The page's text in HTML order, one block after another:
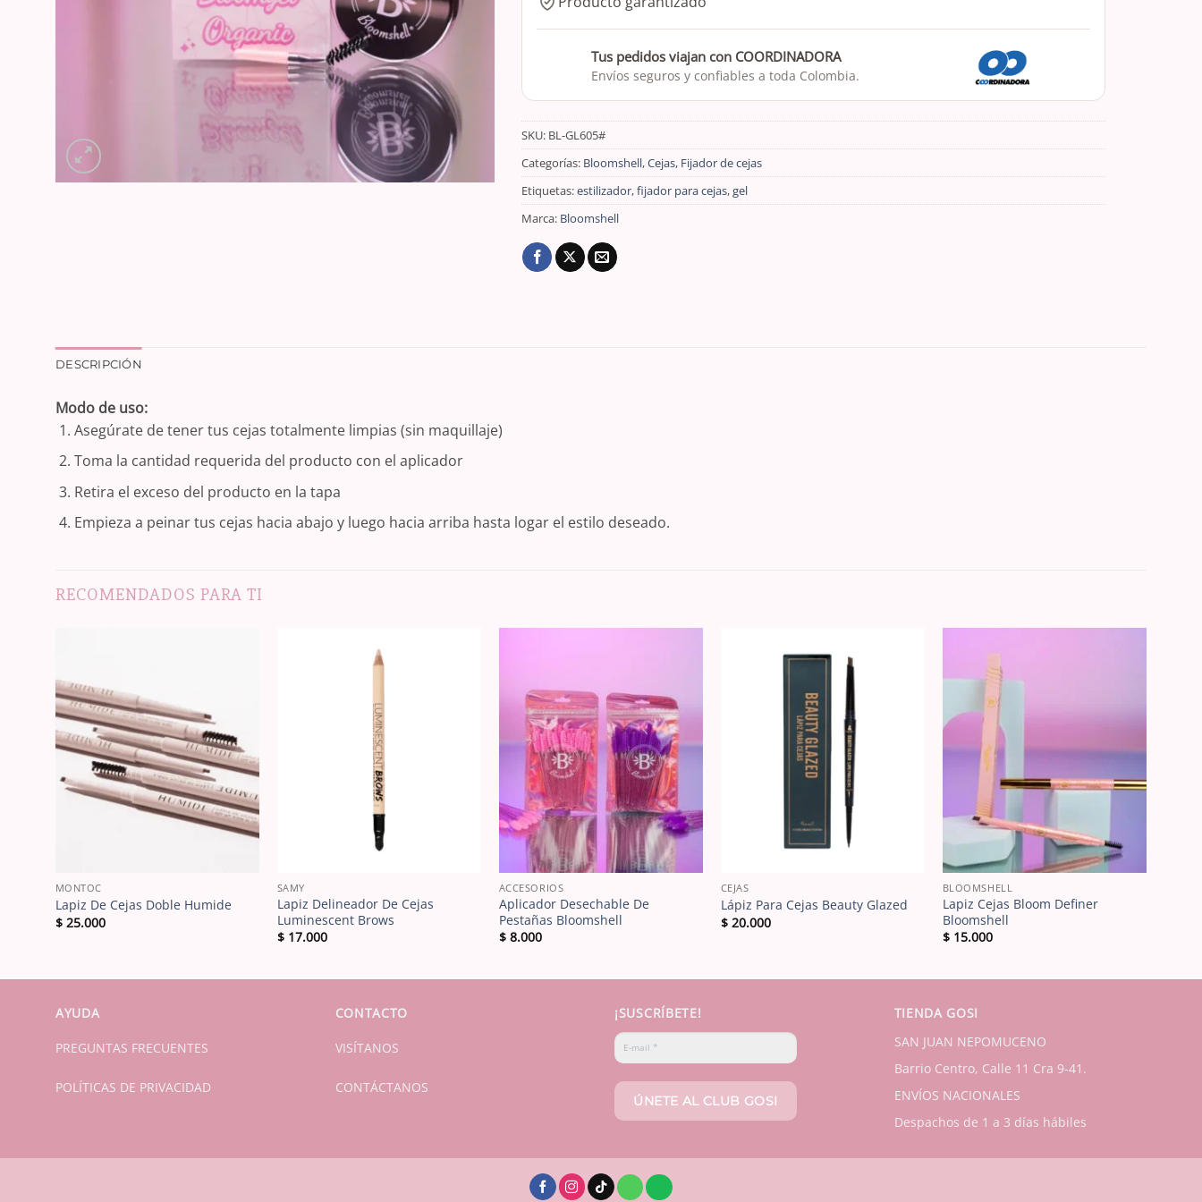
Tus pedidos viajan con COORDINADORA
Envíos seguros y confiables a toda Colombia.
SKU: BL-GL605#
Categorías: Bloomshell,Cejas, Fijador de cejas
Etiquetas:estilizador,fijador para cejas,gel
Marca: Bloomshell
DESCRIPCIÓN
Modo de uso:
Asegúrate de tener tus cejas totalmente limpias (sin maquillaje)
Toma la cantidad requerida del producto con el aplicador
Retira el exceso del producto en la tapa
Empieza a peinar tus cejas hacia abajo y luego hacia arriba hasta logar el estilo deseado.
RECOMENDADOS PARA TI
MONTOC
Lapiz De Cejas Doble Humide
$25.000
SAMY
Lapiz Delineador De Cejas
Luminescent Brows
$17.000
ACCESORIOS
Aplicador Desechable De
Pestañas Bloomshell
$8.000
CEJAS
Lápiz Para Cejas Beauty Glazed
$20.000
BLOOMSHELL
Lapiz Cejas Bloom Definer
Bloomshell
$15.000
AYUDA
PREGUNTAS FRECUENTES
POLÍTICAS DE PRIVACIDAD
CONTACTO
VISÍTANOS
CONTÁCTANOS
¡SUSCRÍBETE!
TIENDA GOSI
SAN JUAN NEPOMUCENO
Barrio Centro, Calle 11 Cra 9-41.
ENVÍOS NACIONALES
Despachos de 1 a 3 días hábiles